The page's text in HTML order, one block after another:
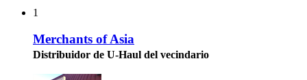
1
Merchants of Asia
Distribuidor de U-Haul del vecindario